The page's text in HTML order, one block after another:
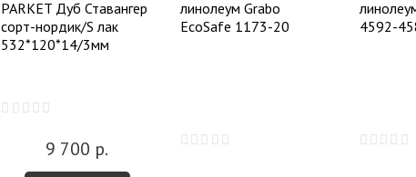
PARKET Дуб Ставангер
сорт-нордик/S лак
532*120*14/3мм
9 700 р.
линолеум Grabo
EcoSafe 1173-20
4592-